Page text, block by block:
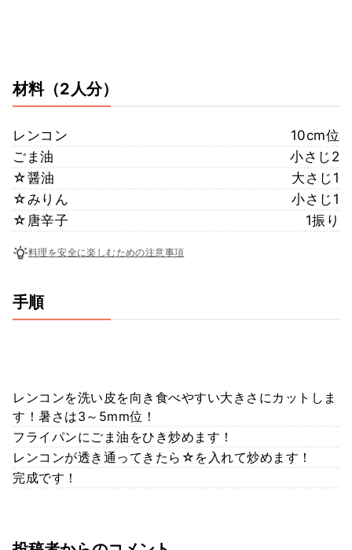
材料（2人分）
レンコン
10cm位
ごま油
小さじ2
☆醤油
大さじ1
☆みりん
小さじ1
☆唐辛子
1振り
料理を安全に楽しむための注意事項
手順
レンコンを洗い皮を向き食べやすい大きさにカットしま
す！暑さは3～5mm位！
フライパンにごま油をひき炒めます！
レンコンが透き通ってきたら☆を入れて炒めます！
完成です！